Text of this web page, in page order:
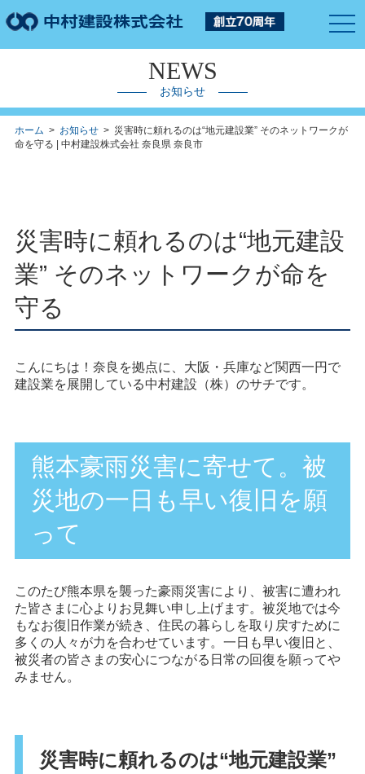
NEWS
お知らせ
ホーム > お知らせ> 災害時に頼れるのは“地元建設業” そのネットワークが
命を守る | 中村建設株式会社 奈良県 奈良市
災害時に頼れるのは“地元建設
業” そのネットワークが命を
守る
こんにちは！奈良を拠点に、大阪・兵庫など関西一円で
建設業を展開している中村建設（株）のサチです。
熊本豪雨災害に寄せて。被
災地の一日も早い復旧を願
って
このたび熊本県を襲った豪雨災害により、被害に遭われ
た皆さまに心よりお見舞い申し上げます。被災地では今
もなお復旧作業が続き、住民の暮らしを取り戻すために
多くの人々が力を合わせています。一日も早い復旧と、
被災者の皆さまの安心につながる日常の回復を願ってや
みません。
災害時に頼れるのは“地元建設業”